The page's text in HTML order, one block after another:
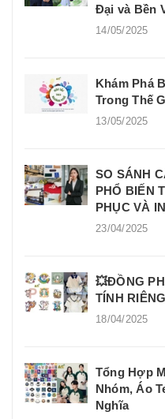
Đại và Bền
14/05/2025
Khám Phá
Trong Thế
13/05/2025
SO SÁNH
PHỔ BIẾN
PHỤC VÀ
23/04/2025
💥ĐỒNG
TÍNH
18/04/2025
Tổng Hợp
Nhóm, Áo
Nghĩa